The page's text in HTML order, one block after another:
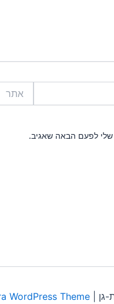
לפעם הבאה שאגיב.
WordPress Theme